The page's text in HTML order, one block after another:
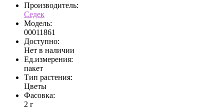
Производитель:
Седек
Модель:
00011861
Доступно:
Нет в наличии
Ед.измерения:
пакет
Тип растения:
Цветы
Фасовка:
2 г